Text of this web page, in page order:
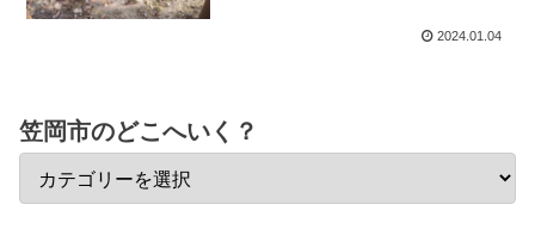
2024.01.04
笠岡市のどこへいく？